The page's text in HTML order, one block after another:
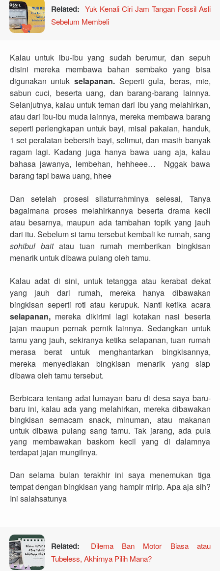
Related: Yuk Kenali Ciri Jam Tangan Fossil Asli
Sebelum Membeli
Kalau untuk ibu-ibu yang sudah berumur, dan sepuh
disini mereka membawa bahan sembako yang bisa
digunakan untuk selapanan.Seperti gula, beras, mie,
sabun cuci, beserta uang, dan barang-barang lainnya.
Selanjutnya, kalau untuk teman dari ibu yang melahirkan,
atau dari ibu-ibu muda lainnya, mereka membawa barang
seperti perlengkapan untuk bayi, misal pakaian, handuk,
1 set peralatan bebersih bayi, selimut, dan masih banyak
ragam lagi. Kadang juga hanya bawa uang aja, kalau
bahasa jawanya, lembehan, hehheee… Nggak bawa
barang tapi bawa uang, hhee
Dan setelah prosesi silaturrahminya selesai, Tanya
bagaimana proses melahirkannya beserta drama kecil
atau besarnya, maupun ada tambahan topik yang jauh
dari itu. Sebelum si tamu tersebut kembali ke rumah, sang
sohibul baitatau tuan rumah memberikan bingkisan
menarik untuk dibawa pulang oleh tamu.
Kalau adat di sini, untuk tetangga atau kerabat dekat
yang jauh dari rumah, mereka hanya dibawakan
bingkisan seperti roti atau kerupuk. Nanti ketika acara
selapanan, mereka dikirimi lagi kotakan nasi beserta
jajan maupun pernak pernik lainnya. Sedangkan untuk
tamu yang jauh, sekiranya ketika selapanan, tuan rumah
merasa berat untuk menghantarkan bingkisannya,
mereka menyediakan bingkisan menarik yang siap
dibawa oleh tamu tersebut.
Berbicara tentang adat lumayan baru di desa saya baru-
baru ini, kalau ada yang melahirkan, mereka dibawakan
bingkisan semacam snack, minuman, atau makanan
untuk dibawa pulang sang tamu. Tak jarang, ada pula
yang membawakan baskom kecil yang di dalamnya
terdapat jajan mungilnya.
Dan selama bulan terakhir ini saya menemukan tiga
tempat dengan bingkisan yang hampir mirip. Apa aja sih?
Ini salahsatunya
Related:
Dilema Ban Motor Biasa atau
Tubeless, Akhirnya Pilih Mana?